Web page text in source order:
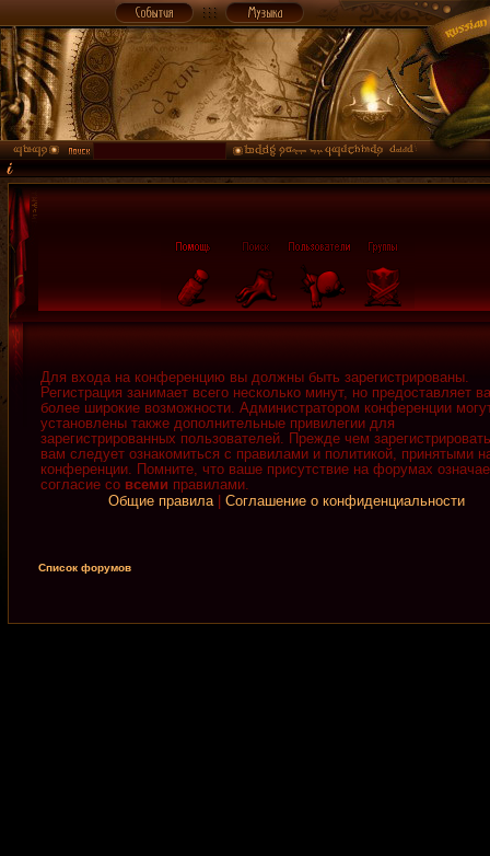
Для входа на конференцию вы должны быть зарегистрированы.
Регистрация занимает всего несколько минут, но предоставляет
более широкие возможности. Администратором конференции
установлены также дополнительные привилегии для
зарегистрированных пользователей. Прежде чем
вам следует ознакомиться с правилами и политикой, принятыми
конференции. Помните, что ваше присутствие на форумах
согласие со всеми правилами.
Общие правила| Соглашение о конфиденциальности
Список форумов